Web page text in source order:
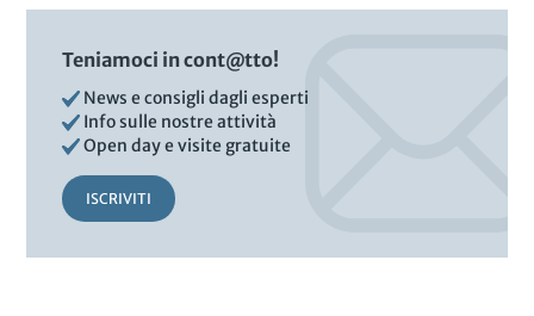
Teniamoci in cont@tto!
News e consigli dagli esperti
Info sulle nostre attività
Open day e visite gratuite
ISCRIVITI